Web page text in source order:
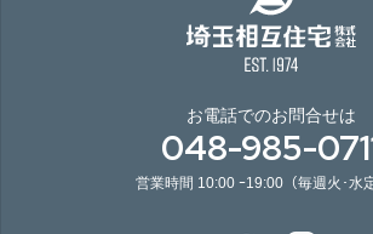
お電話でのお問合せは
048-985-
営業時間 10:00 ｰ19:00（毎週火･水